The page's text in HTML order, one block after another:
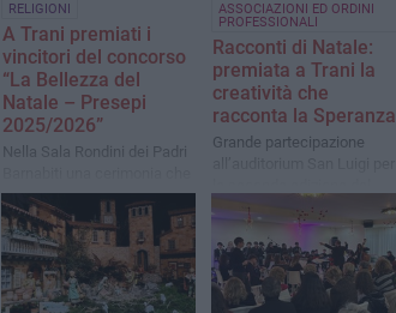
RELIGIONI
A Trani premiati i
vincitori del concorso
“La Bellezza del
Natale – Presepi
2025/2026”
Nella Sala Rondini dei Padri
ha celebrato arte, tradizione
e spiritualità del presepe
ASSOCIAZIONI ED ORDINI
PROFESSIONALI
Racconti di Natale:
premiata a Trani la
creatività che
racconta la Speranza
Grande partecipazione
concorso presepistico